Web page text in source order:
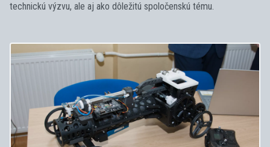
technickú výzvu, ale aj ako dôležitú spoločenskú tému.